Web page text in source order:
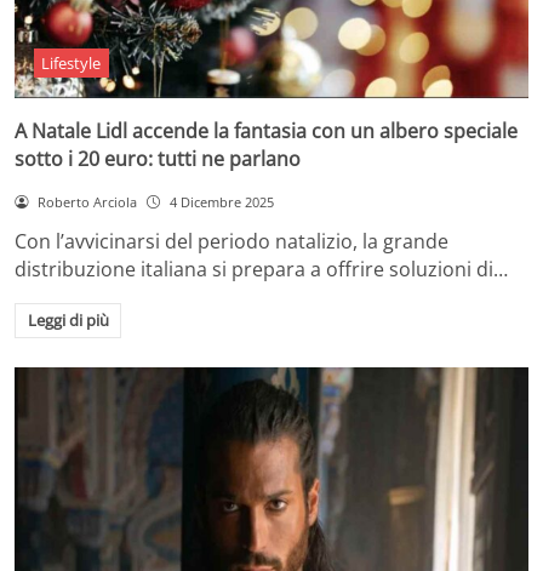
Lifestyle
A Natale Lidl accende la fantasia con un albero speciale
sotto i 20 euro: tutti ne parlano
Roberto Arciola 4 Dicembre 2025
Con l’avvicinarsi del periodo natalizio, la grande
distribuzione italiana si prepara a offrire soluzioni di…
Leggi di più